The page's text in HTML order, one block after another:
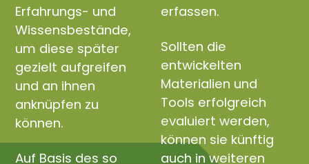
Erfahrungs- und
Wissensbestände,
um diese später
gezielt aufgreifen
und an ihnen
anknüpfen zu
können.
Auf Basis des so
erfassen.
Sollten die
entwickelten
Materialien und
Tools erfolgreich
evaluiert werden,
können sie künftig
auch in weiteren